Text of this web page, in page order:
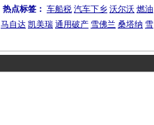
热点标签： 车船税 汽车下乡 沃尔沃 燃油
马自达 凯美瑞 通用破产 雪佛兰 桑塔纳 雪